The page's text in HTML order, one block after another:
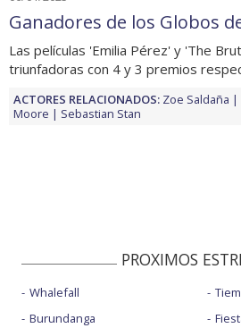
Ganadores de los Globos
Las películas 'Emilia Pérez' y 'The
triunfadoras con 4 y 3 premios
ACTORES RELACIONADOS: Zoe Saldaña
Moore
Sebastian Stan
PROXIMOS
Whalefall
Burundanga